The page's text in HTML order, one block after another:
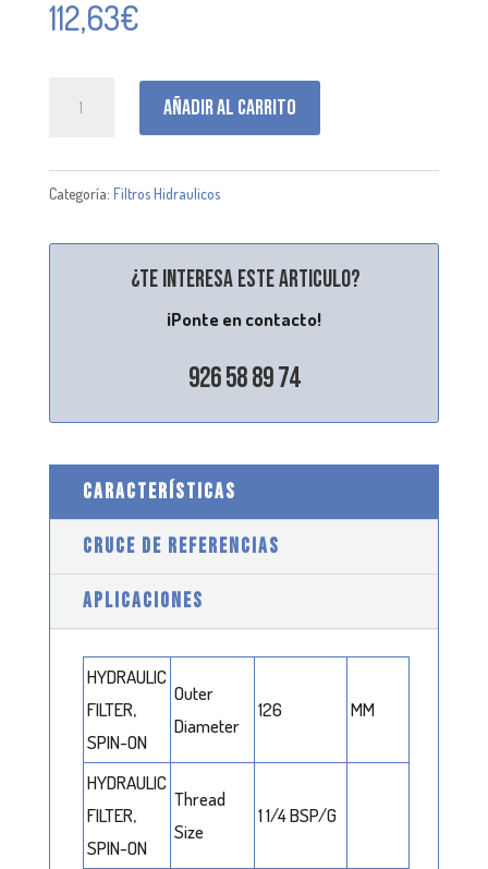
112,63€
Añadir al carrito
Categoría: Filtros Hidraulicos
¿Te interesa este articulo?
¡Ponte en contacto!
926 58 89 74
CARACTERÍSTICAS
CRUCE DE REFERENCIAS
APLICACIONES
HYDRAULIC
FILTER,
SPIN-ON
Outer
Diameter
126 MM
HYDRAULIC
FILTER,
SPIN-ON
Thread
Size
1 1/4 BSP/G